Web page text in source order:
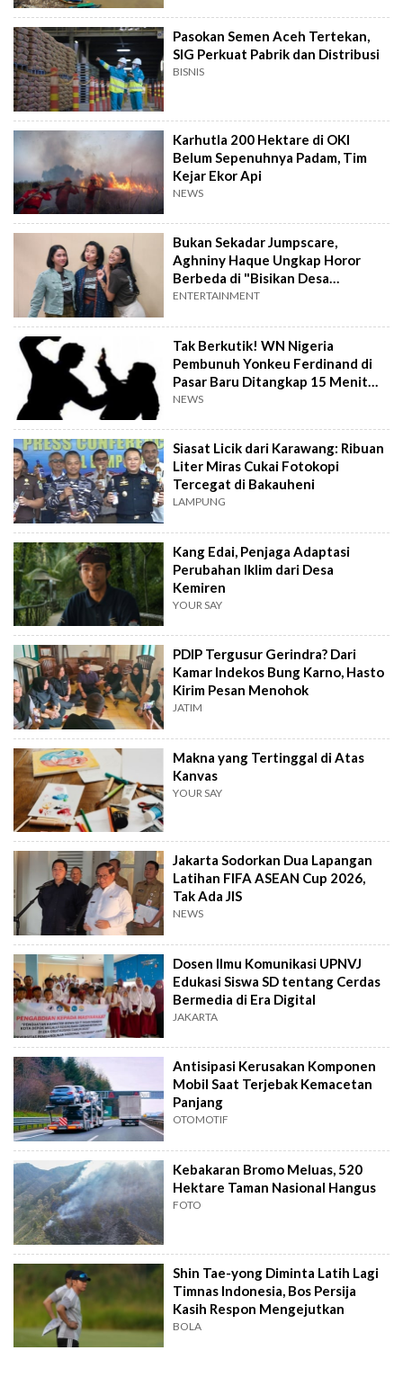
Pasokan Semen Aceh Tertekan,
SIG Perkuat Pabrik dan Distribusi
BISNIS
Karhutla 200 Hektare di OKI
Belum Sepenuhnya Padam, Tim
Kejar Ekor Api
NEWS
Bukan Sekadar Jumpscare,
Aghniny Haque Ungkap Horor
Berbeda di "Bisikan Desa
Gringsing"
ENTERTAINMENT
Tak Berkutik! WN Nigeria
Pembunuh Yonkeu Ferdinand di
Pasar Baru Ditangkap 15 Menit
Setelah Kejadian
NEWS
Siasat Licik dari Karawang: Ribuan
Liter Miras Cukai Fotokopi
Tercegat di Bakauheni
LAMPUNG
Kang Edai, Penjaga Adaptasi
Perubahan Iklim dari Desa
Kemiren
YOUR SAY
PDIP Tergusur Gerindra? Dari
Kamar Indekos Bung Karno, Hasto
Kirim Pesan Menohok
JATIM
Makna yang Tertinggal di Atas
Kanvas
YOUR SAY
Jakarta Sodorkan Dua Lapangan
Latihan FIFA ASEAN Cup 2026,
Tak Ada JIS
NEWS
Dosen Ilmu Komunikasi UPNVJ
Edukasi Siswa SD tentang Cerdas
Bermedia di Era Digital
JAKARTA
Antisipasi Kerusakan Komponen
Mobil Saat Terjebak Kemacetan
Panjang
OTOMOTIF
Kebakaran Bromo Meluas, 520
Hektare Taman Nasional Hangus
FOTO
Shin Tae-yong Diminta Latih Lagi
Timnas Indonesia, Bos Persija
Kasih Respon Mengejutkan
BOLA